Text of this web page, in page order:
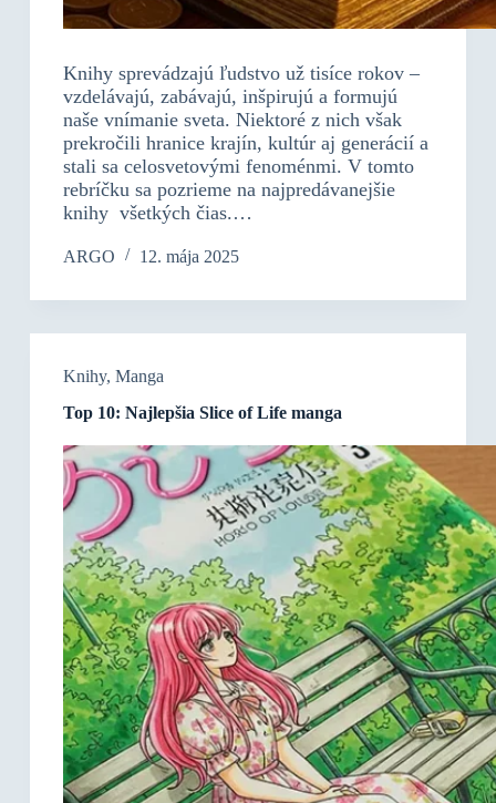
Knihy sprevádzajú ľudstvo už tisíce rokov –
vzdelávajú, zabávajú, inšpirujú a formujú
naše vnímanie sveta. Niektoré z nich však
prekročili hranice krajín, kultúr aj generácií a
stali sa celosvetovými fenoménmi. V tomto
rebríčku sa pozrieme na najpredávanejšie
knihy všetkých čias.…
ARGO 12. mája 2025
Knihy, Manga
Top 10: Najlepšia Slice of Life manga